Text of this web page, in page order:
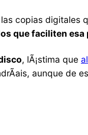
copias digitales
que faciliten
, lÃ¡stima que
aunque de